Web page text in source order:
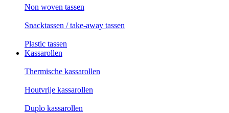
Non woven tassen
Snacktassen / take-away tassen
Plastic tassen
Kassarollen
Thermische kassarollen
Houtvrije kassarollen
Duplo kassarollen